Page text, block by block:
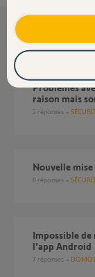
Problemes avec mes Keyfobs qu'on arrete de marche sans
raison mais
2 réponses
Nouvelle
8 réponses
Impossible de me connecter à mon compte Tahoma sur
l'app Android
7 réponses